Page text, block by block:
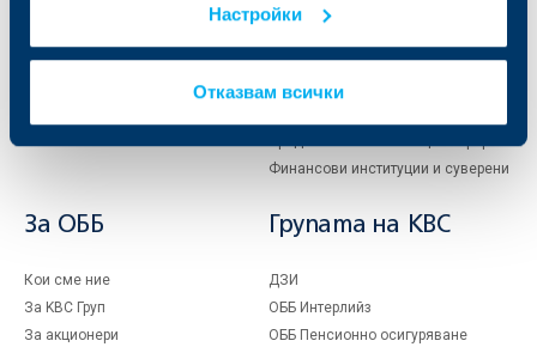
Настройки
Отказвам всички
Частно банкиране
Актуализация на клиентски данни
Търговско финансиране
Пазари, инвестиционно банкиране
и попечителски услуги
Финансови институции и суверени
За ОББ
Кои сме ние
За KBC Груп
За акционери
Групата на KBC
ДЗИ
ОББ Интерлийз
ОББ Пенсионно осигуряване